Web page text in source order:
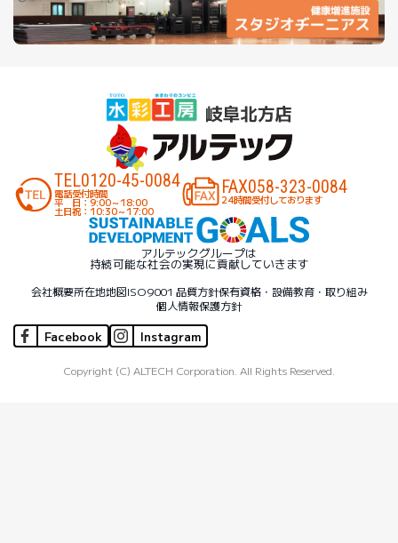
TEL0120-45-0084
電話受付時間
平 日：9:00～18:00
土日祝：10:30～17:00
FAX058-323-0084
24時間受付しております
アルテックグループは
持続可能な社会の実現に貢献していきます
会社概要所在地地図ISO9001 品質方針保有資格・設備教育・取り組み
個人情報保護方針
Facebook Instagram
Copyright (C) ALTECH Corporation. All Rights Reserved.